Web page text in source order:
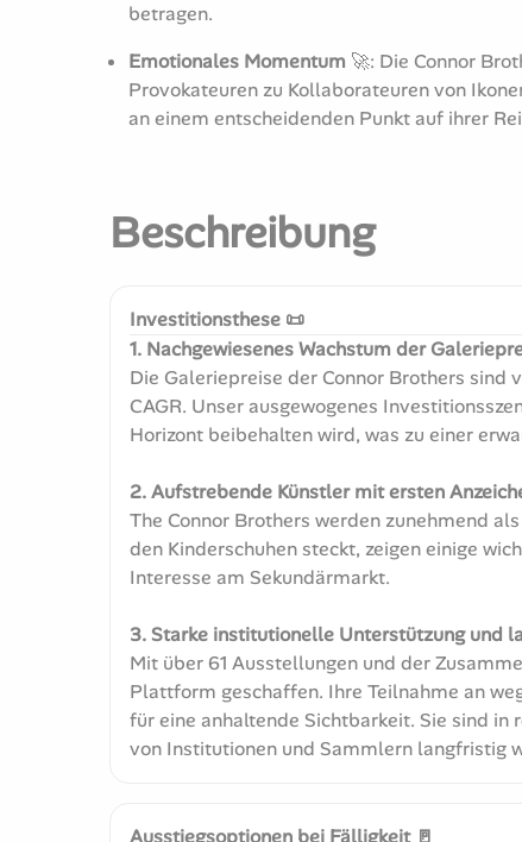
betragen.
Emotionales Momentum 🚀: Die Connor
Provokateuren zu Kollaborateuren von
an einem entscheidenden Punkt auf ihrer
Beschreibung
Investitionsthese 📜
1. Nachgewiesenes Wachstum der
Die Galeriepreise der Connor Brothers sind
CAGR. Unser ausgewogenes
Horizont beibehalten wird, was zu einer
2. Aufstrebende Künstler mit ersten
The Connor Brothers werden zunehmend
den Kinderschuhen steckt, zeigen einige
Interesse am Sekundärmarkt.
3. Starke institutionelle Unterstützung und
Mit über 61 Ausstellungen und der
Plattform geschaffen. Ihre Teilnahme an
für eine anhaltende Sichtbarkeit. Sie sind
von Institutionen und Sammlern langfristig
Ausstiegsoptionen bei Fälligkeit 🚪